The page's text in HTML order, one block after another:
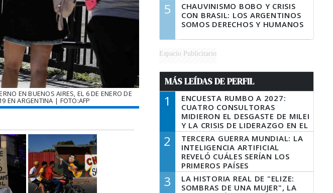
EN BUENOS AIRES, EL 6 DE ENERO DE
EN ARGENTINA | FOTO:AFP
5
CHAUVINISMO BOBO Y CRISIS
CON BRASIL: LOS ARGENTINOS
SOMOS DERECHOS Y HUMANOS
Espacio Publicitario
MÁS LEÍDAS DE PERFIL
1
ENCUESTA RUMBO A 2027:
CUATRO CONSULTORAS
MIDIERON EL DESGASTE DE MILEI
Y LA CRISIS DE LIDERAZGO EN EL
PERONISMO
2
TERCERA GUERRA MUNDIAL: LA
INTELIGENCIA ARTIFICIAL
REVELÓ CUÁLES SERÍAN LOS
PRIMEROS PAÍSES
LATINOAMERICANOS EN SER
DERROTADOS
3
LA HISTORIA REAL DE "ELIZE:
SOMBRAS DE UNA MUJER", LA